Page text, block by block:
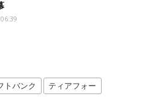
トバンク ティアフォー